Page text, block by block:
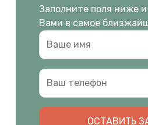
Заполните поля ниже
Вами в самое
ОСТАВИТЬ